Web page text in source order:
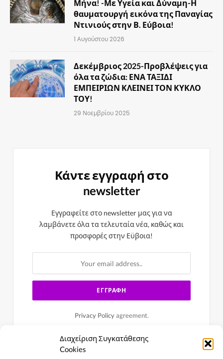
Διαχείριση Συγκατάθεσης
Cookies
Μήνα! -Με Υγεία και Δύναμη-Η
θαυματουργή εικόνα της Παναγίας
Ντινιούς στην Β. Εύβοια!
1 Αυγούστου 2026
Δεκέμβριος 2025-Προβλέψεις για
όλα τα ζώδια: ΕΝΑ ΤΑΞΙΔΙ
ΕΜΠΕΙΡΙΩΝ ΚΛΕΙΝΕΙ ΤΟΝ ΚΥΚΛΟ
ΤΟΥ!
29 Νοεμβρίου 2025
Κάντε εγγραφή στο
newsletter
Εγγραφείτε στο newsletter μας για να
λαμβάνετε όλα τα τελευταία νέα, καθώς και
προσφορές στην Εϋβοια!
Privacy Policyagreement.